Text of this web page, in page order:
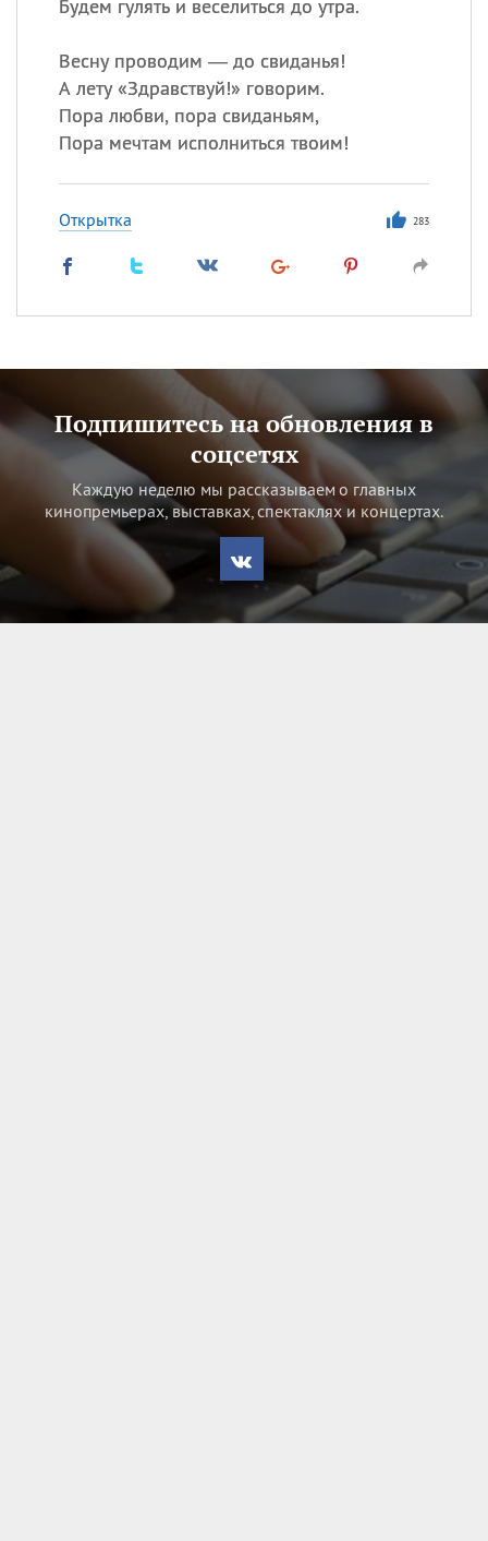
Будем гулять и веселиться до утра.
Весну проводим — до свиданья!
А лету «Здравствуй!» говорим.
Пора любви, пора свиданьям,
Пора мечтам исполниться твоим!
Открытка 283
Подпишитесь на обновления в
соцсетях
Каждую неделю мы рассказываем о главных
кинопремьерах, выставках, спектаклях и концертах.